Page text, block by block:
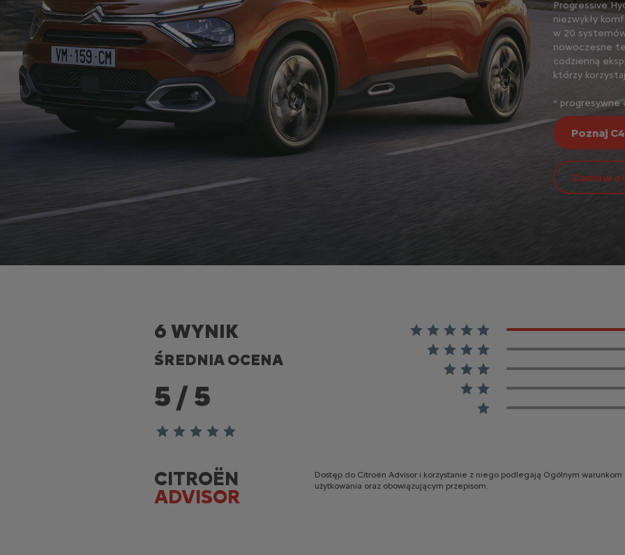
Progressive
niezwykły
w 20
nowoczesne
codzienną
którzy
* progresywne
Poznaj
Zamów
6 WYNIK
ŚREDNIA OCENA
5 / 5
CITROËN
ADVISOR
Dostęp do Citroën Advisor i korzystanie z niego podlegają Ogólnym warunkom
użytkowania oraz obowiązującym przepisom.